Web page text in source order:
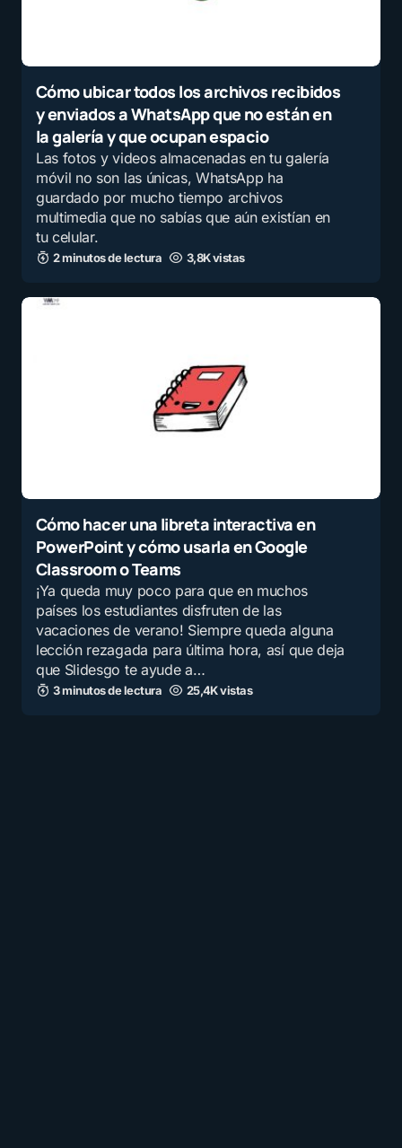
Cómo ubicar todos los archivos recibidos
y enviados a WhatsApp que no están en
la galería y que ocupan espacio
Las fotos y videos almacenadas en tu galería
móvil no son las únicas, WhatsApp ha
guardado por mucho tiempo archivos
multimedia que no sabías que aún existían en
tu celular.
2 minutos de lectura 3,8K vistas
Cómo hacer una libreta interactiva en
PowerPoint y cómo usarla en Google
Classroom o Teams
¡Ya queda muy poco para que en muchos
países los estudiantes disfruten de las
vacaciones de verano! Siempre queda alguna
lección rezagada para última hora, así que deja
que Slidesgo te ayude a…
3 minutos de lectura 25,4K vistas